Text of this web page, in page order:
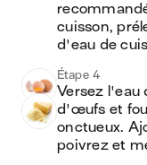
cuisson,
d'eau de
Étape 4
Versez l'eau
d'œufs et
onctueux.
poivrez et